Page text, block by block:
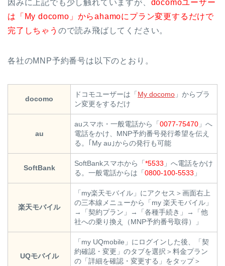
因みに上記でも少し触れていますが、 docomoユーザー
は「My docomo」からahamoにプラン変更するだけで
完了しちゃう ので読み飛ばしてください。
各社のMNP予約番号は以下のとおり。
docomo
ドコモユーザーは「 My docomo 」からプラ
ン変更をするだけ
au
auスマホ・一般電話から「 0077-75470 」へ
電話をかけ、MNP予約番号発行希望を伝え
る。｢My au｣からの発行も可能
SoftBank
SoftBankスマホから「 *5533 」へ電話をかけ
る。一般電話からは「 0800-100-5533 」
楽天モバイル
「my楽天モバイル」にアクセス＞画面右上
の三本線メニューから「my 楽天モバイル」
→「契約プラン」→「各種手続き」→「他
社への乗り換え（MNP予約番号取得）」
UQモバイル
「my UQmobile」にログインした後、「契
約確認・変更」のタブを選択＞料金プラン
の「詳細を確認・変更する」をタップ＞